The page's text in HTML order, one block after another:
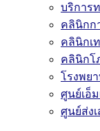
บริการ
คลินิกก
คลินิกเ
คลินิกโ
โรงพย
ศูนย์เอ็
ศูนย์ส่ง